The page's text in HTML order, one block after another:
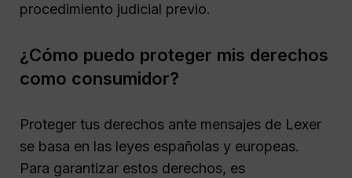
procedimiento judicial previo.
¿Cómo puedo proteger mis derechos
como consumidor?
Proteger tus derechos ante mensajes de Lexer
se basa en las leyes españolas y europeas.
Para garantizar estos derechos, es